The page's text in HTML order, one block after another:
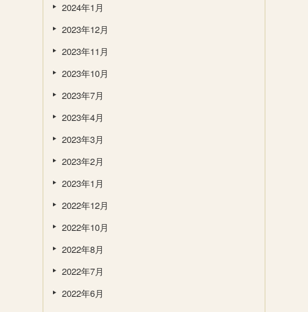
2024年1月
2023年12月
2023年11月
2023年10月
2023年7月
2023年4月
2023年3月
2023年2月
2023年1月
2022年12月
2022年10月
2022年8月
2022年7月
2022年6月